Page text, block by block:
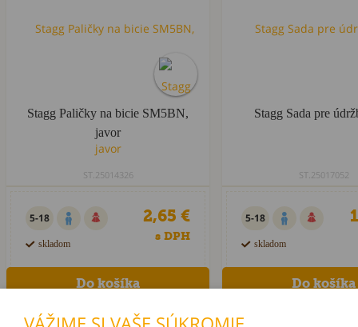
Stagg Paličky na bicie SM5BN,
javor
ST.25014326
5-18
skladom
2,65 €
s DPH
Stagg Sada pre
ST.25017052
5-18
skladom